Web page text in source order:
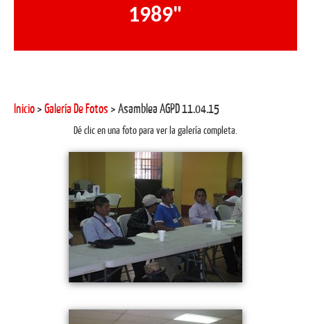
1989"
Inicio>Galería De Fotos > Asamblea AGPD 11.04.15
Dé clic en una foto para ver la galería completa.